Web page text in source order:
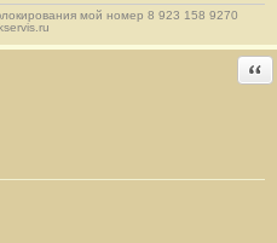
мой номер 8 923 158 9270